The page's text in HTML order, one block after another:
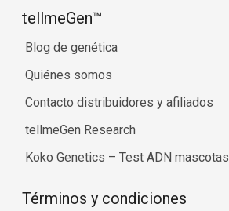
tellmeGen™
Blog de genética
Quiénes somos
Contacto distribuidores y afiliados
tellmeGen Research
Koko Genetics – Test ADN mascotas
Términos y condiciones